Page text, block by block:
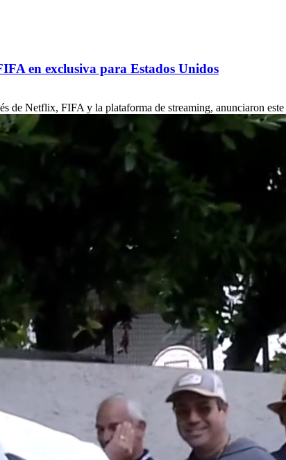
en exclusiva para Estados Unidos
de Netflix, FIFA y la plataforma de streaming, anunciaron este